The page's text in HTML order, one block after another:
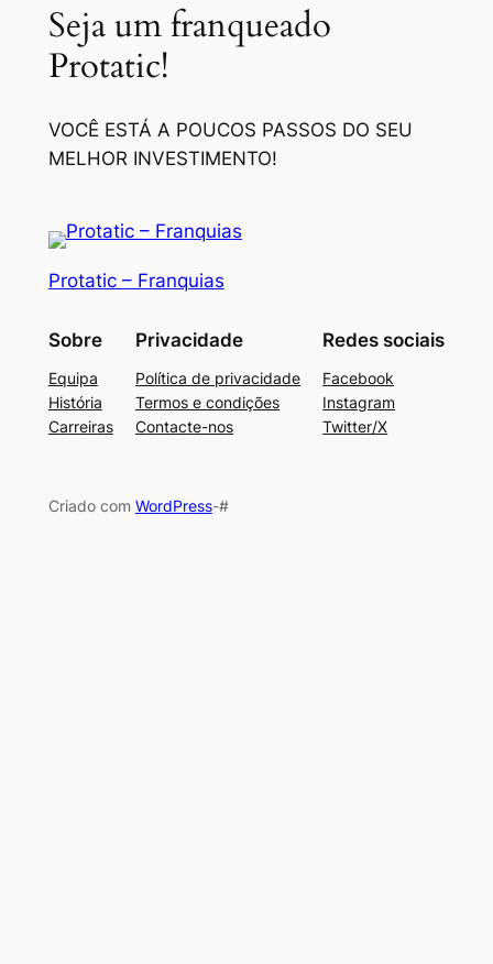
Seja um franqueado
Protatic!
VOCÊ ESTÁ A POUCOS PASSOS DO SEU
MELHOR INVESTIMENTO!
Protatic – Franquias
Sobre
Equipa
História
Carreiras
Privacidade
Política de privacidade
Termos e condições
Contacte-nos
Redes sociais
Facebook
Instagram
Twitter/X
Criado com WordPress-#